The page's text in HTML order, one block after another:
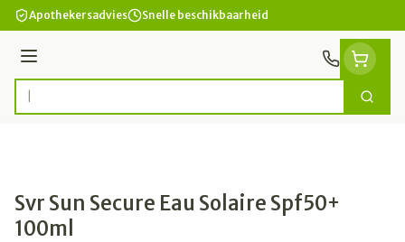
Ga naar de inhoud
Apothekersadvies Snelle beschikbaarheid
Menu
Product, merk, categorie... Zoek
Svr Sun Secure Eau Solaire Spf50+
100ml